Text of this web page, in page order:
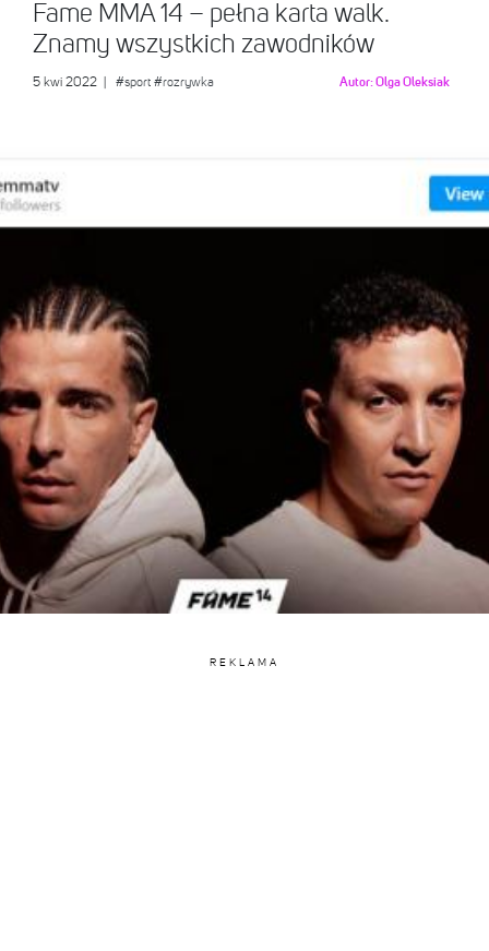
Fame MMA 14 – pełna karta walk.
Znamy wszystkich zawodników
5 kwi 2022 #sport #rozrywka Autor:Olga Oleksiak
REKLAMA